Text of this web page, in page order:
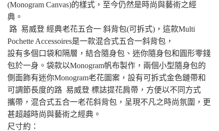
(Monogram Canvas)的樣式，至今仍然是時尚與藝術之經
典。
路 易威登 經典老花五合一 斜背包(可拆式)，這款Multi
Pochette Accessoires是一款混合式五合一斜背包，
設有多個口袋和隔層，結合隨身包、迷你隨身包和圓形零錢
包於一身。袋款以Monogram帆布製作，兩個小型隨身包的
側面飾有迷你Monogram老花圖案，設有可拆式金色鏈帶和
可調節長度的路 易威登 標誌提花肩帶，方便以不同方式
攜帶，混合式五合一老花斜背包，呈現不凡之時尚氛圍，更
甚超越時尚與藝術之經典。
尺寸約：